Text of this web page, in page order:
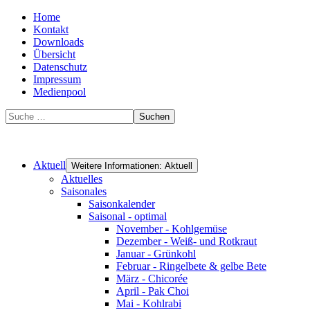
Home
Kontakt
Downloads
Übersicht
Datenschutz
Impressum
Medienpool
Suchen
Aktuell Weitere Informationen: Aktuell
Aktuelles
Saisonales
Saisonkalender
Saisonal - optimal
November - Kohlgemüse
Dezember - Weiß- und Rotkraut
Januar - Grünkohl
Februar - Ringelbete & gelbe Bete
März - Chicorée
April - Pak Choi
Mai - Kohlrabi